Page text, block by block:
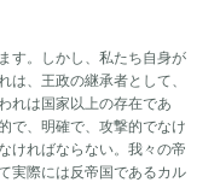
す。しかし、私たち自身が
は、王政の継承者として、
れは国家以上の存在であ
で、明確で、攻撃的でなけ
ければならない。我々の帝
実際には反帝国であるカル